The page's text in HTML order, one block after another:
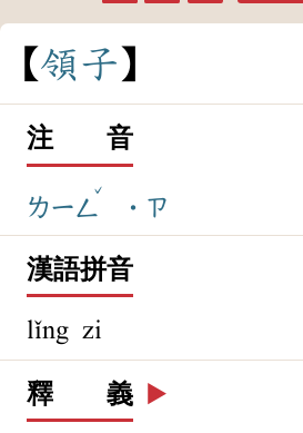
領子
注 音
ㄌㄧㄥ
ˇ
˙ㄗ
漢語拼音
lǐng zi
釋 義 ▶️